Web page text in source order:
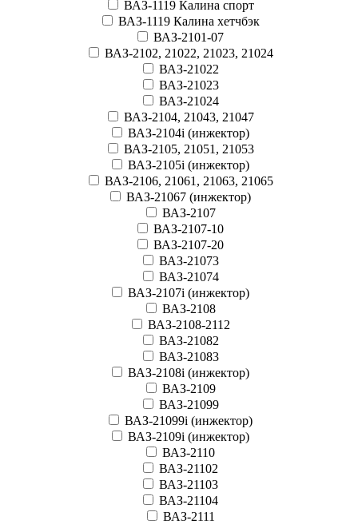
ВАЗ-1119 Калина спорт
ВАЗ-1119 Калина хетчбэк
ВАЗ-2101-07
ВАЗ-2102, 21022, 21023, 21024
ВАЗ-21022
ВАЗ-21023
ВАЗ-21024
ВАЗ-2104, 21043, 21047
ВАЗ-2104i (инжектор)
ВАЗ-2105, 21051, 21053
ВАЗ-2105i (инжектор)
ВАЗ-2106, 21061, 21063, 21065
ВАЗ-21067 (инжектор)
ВАЗ-2107
ВАЗ-2107-10
ВАЗ-2107-20
ВАЗ-21073
ВАЗ-21074
ВАЗ-2107i (инжектор)
ВАЗ-2108
ВАЗ-2108-2112
ВАЗ-21082
ВАЗ-21083
ВАЗ-2108i (инжектор)
ВАЗ-2109
ВАЗ-21099
ВАЗ-21099i (инжектор)
ВАЗ-2109i (инжектор)
ВАЗ-2110
ВАЗ-21102
ВАЗ-21103
ВАЗ-21104
ВАЗ-2111